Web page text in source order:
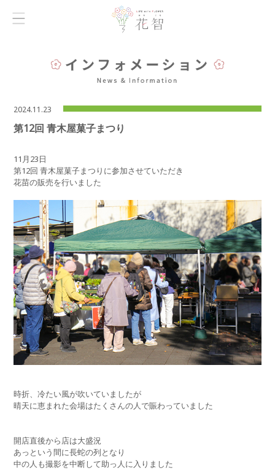
2024.11.23
第12回 青木屋菓子まつり
11月23日
第12回 青木屋菓子まつりに参加させていただき
花苗の販売を行いました
時折、冷たい風が吹いていましたが
晴天に恵まれた会場はたくさんの人で賑わっていました
開店直後から店は大盛況
あっという間に長蛇の列となり
中の人も撮影を中断して助っ人に入りました